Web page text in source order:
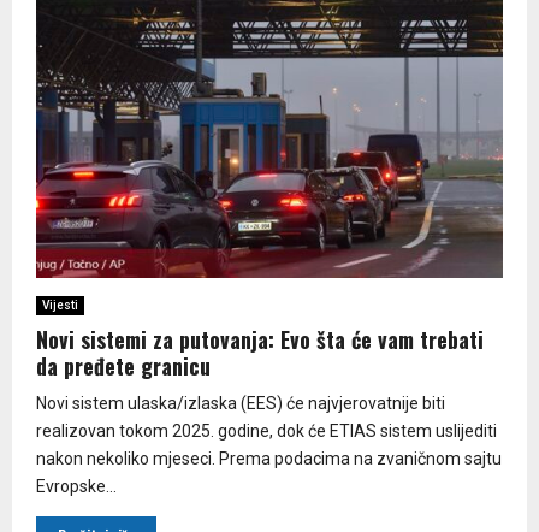
Vijesti
Novi sistemi za putovanja: Еvo šta će vam trebati
da pređete granicu
Novi sistem ulaska/izlaska (ЕЕS) će najvjerovatnije biti
realizovan tokom 2025. godine, dok će ЕTIAS sistem uslijediti
nakon nekoliko mjeseci. Prema podacima na zvaničnom sajtu
Еvropske...